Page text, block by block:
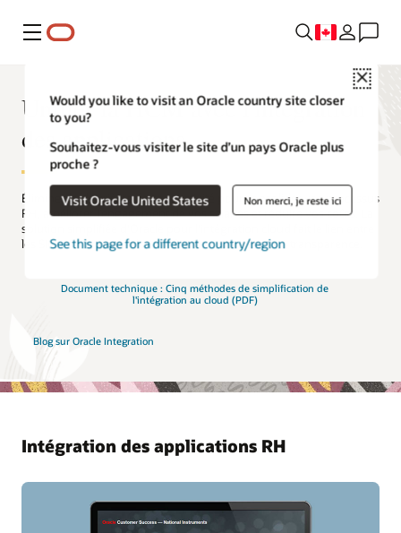
Menu
Close
Would you like to visit an Oracle country site closer
to you?
Souhaitez-vous visiter le site d’un pays Oracle plus
proche ?
Visit Oracle United States Non merci, je reste ici
See this page for a different country/region
Unifier la HCM avec l'intégration
des applications
Éliminez les barrières de connectivité pour consolider vos processus
RH, améliorer l’engagement de vos salariés et réduire vos coûts. La
solution simplifiée d'Oracle pour l'intégration cloud fait le lien entre
les SIRH sur site et le cloud HCM novateur en toute transparence.
Document technique : Cinq méthodes de simplification de
l'intégration au cloud (PDF)
Blog sur Oracle Integration
Intégration des applications RH